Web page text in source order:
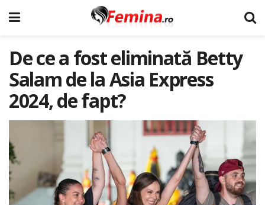
De ce a fost eliminată Betty
Salam de la Asia Express
2024, de fapt?